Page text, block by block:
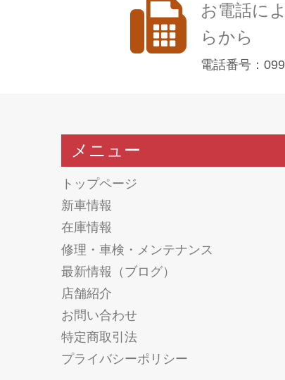
お電話に
らから
電話番号：
メニュー
トップページ
新車情報
在庫情報
修理・車検・メンテナンス
最新情報（ブログ）
店舗紹介
お問い合わせ
特定商取引法
プライバシーポリシー